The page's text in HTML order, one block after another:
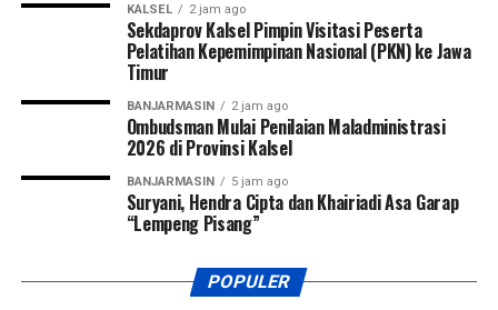
KALSEL 2 jam ago
Sekdaprov Kalsel Pimpin Visitasi Peserta
Pelatihan Kepemimpinan Nasional (PKN) ke Jawa
Timur
BANJARMASIN 2 jam ago
Ombudsman Mulai Penilaian Maladministrasi
2026 di Provinsi Kalsel
BANJARMASIN 5 jam ago
Suryani, Hendra Cipta dan Khairiadi Asa Garap
“Lempeng Pisang”
POPULER